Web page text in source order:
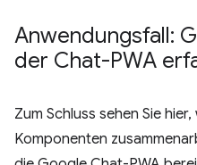
Anwendungsfall:
der Chat-PWA
Zum Schluss sehen Sie
Komponenten